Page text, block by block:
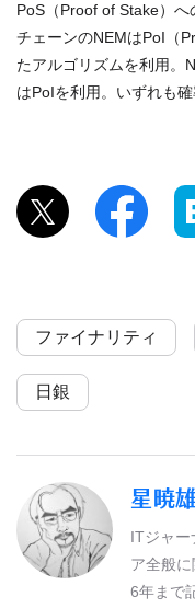
PoS（Proof of Stake）
チェーンのNEMはPoI（
たアルゴリズムを利用。
はPoIを利用。いずれも
ファイナリティ
日銀
星暁
ITジャー
ア全般
6年まで